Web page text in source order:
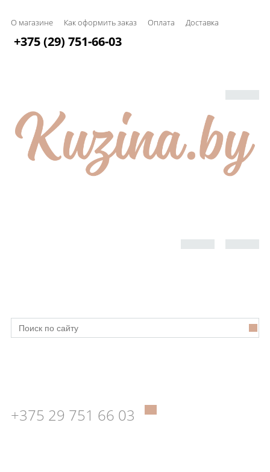
О магазине Как оформить заказ Оплата Доставка
+375 (29) 751-66-03
+375 29 751 66 03